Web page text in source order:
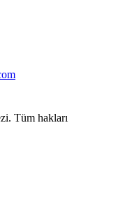
Tüm hakları